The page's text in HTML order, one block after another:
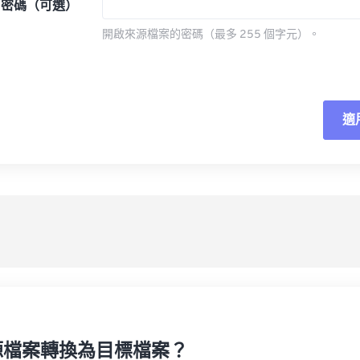
密碼（可選）
開啟來源檔案的密碼（最多 255 個字元）。
適
案轉換為目標檔案？